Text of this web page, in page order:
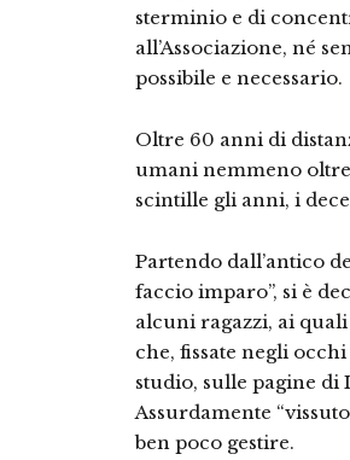
sterminio e di
all’Associazione, né
possibile e necessario.
Oltre 60 anni di
umani nemmeno
scintille gli anni, i
Partendo dall’antico
faccio imparo”, si è
alcuni ragazzi, ai
che, fissate negli
studio, sulle pagine di
Assurdamente
ben poco gestire.